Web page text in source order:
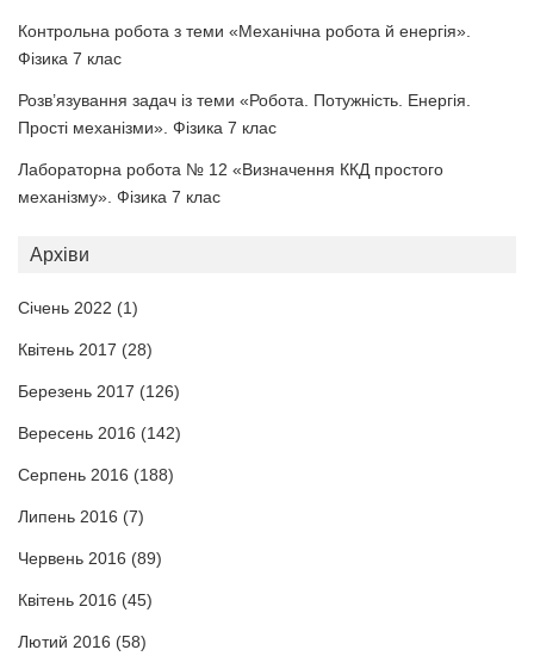
Контрольна робота з теми «Механічна робота й енергія».
Фізика 7 клас
Розв’язування задач із теми «Робота. Потужність. Енергія.
Прості механізми». Фізика 7 клас
Лабораторна робота № 12 «Визначення ККД простого
механізму». Фізика 7 клас
Архіви
Січень 2022 (1)
Квітень 2017 (28)
Березень 2017 (126)
Вересень 2016 (142)
Серпень 2016 (188)
Липень 2016 (7)
Червень 2016 (89)
Квітень 2016 (45)
Лютий 2016 (58)